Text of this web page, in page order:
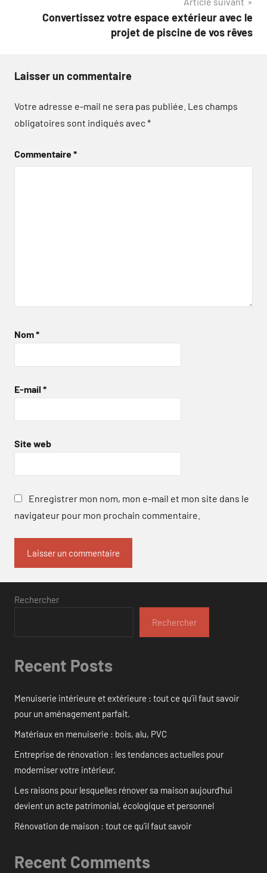
Convertissez votre espace extérieur avec le
projet de piscine de vos rêves
Laisser un commentaire
Votre adresse e-mail ne sera pas publiée. Les champs
obligatoires sont indiqués avec*
Commentaire*
Nom*
E-mail *
Site web
Enregistrer mon nom, mon e-mail et mon site dans le
navigateur pour mon prochain commentaire.
Rechercher
Rechercher
Recent Posts
Menuiserie intérieure et extérieure : tout ce qu’il faut savoir
pour un aménagement parfait.
Matériaux en menuiserie : bois, alu, PVC
Entreprise de rénovation : les tendances actuelles pour
moderniser votre intérieur.
Les raisons pour lesquelles rénover sa maison aujourd’hui
devient un acte patrimonial, écologique et personnel
Rénovation de maison : tout ce qu’il faut savoir
Recent Comments